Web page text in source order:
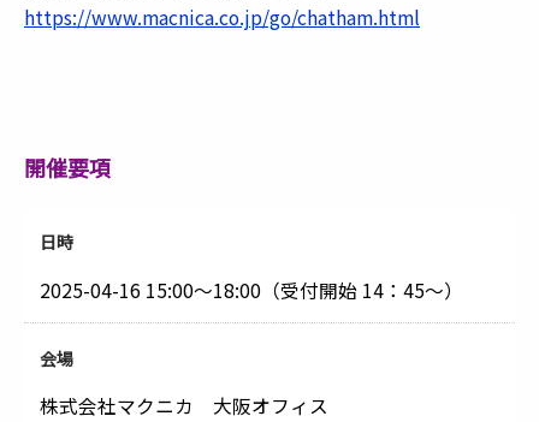
https://www.macnica.co.jp/go/chatham.html
開催要項
日時
2025-04-16 15:00～18:00（受付開始 14：45～）
会場
株式会社マクニカ 大阪オフィス